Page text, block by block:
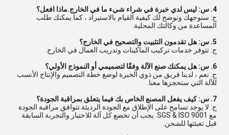
4. س: ليس لدي خبرة في شراء شيء ما في الخارج.ماذا افعل؟
ج: سنوجهك ونوضح لك كيفية القيام بالاستيراد ، كما يمكنك طلب
المساعدة من وكالتك المحلية.
5. س: هل تقدمون التثبيت والتصحيح في الخارج؟
ج: تتوفر خدمات تركيب الماكينات وتدريب العمال في الخارج.
6. س: هل يمكنك صنع الآلة وفقًا لتصميمي أو النموذج الأولي؟
ج: نعم ، لدينا فريق من ذوي الخبرة لوضع خطة التصميم والإنتاج الأنسب
للآلة التي ستحجزها معنا.
7. س: كيف يفعل المصنع الخاص بك فيما يتعلق بمراقبة الجودة؟
ج: لا يوجد تسامح على الإطلاق مع الجودة الرديئة.تتوافق مراقبة الجودة
مع SGS & ISO 9001. يجب أن تخضع كل آلة للاختبار والتجربة السابقة
قبل تعبئتها للشحن.